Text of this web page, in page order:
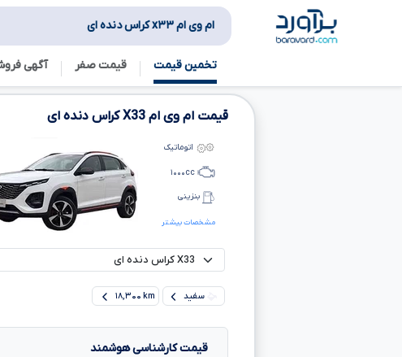
ام وی ام x۳۳ کراس دنده ای
تخمین قیمت قیمت صفر آگهی
قیمت ام وی ام X33کراس دنده ای
مشخصات بیشتر
اتوماتیک
۱۰۰۰cc
بنزینی
سفید ۱۸,۳۰۰ km
قیمت کارشناسی هوشمند